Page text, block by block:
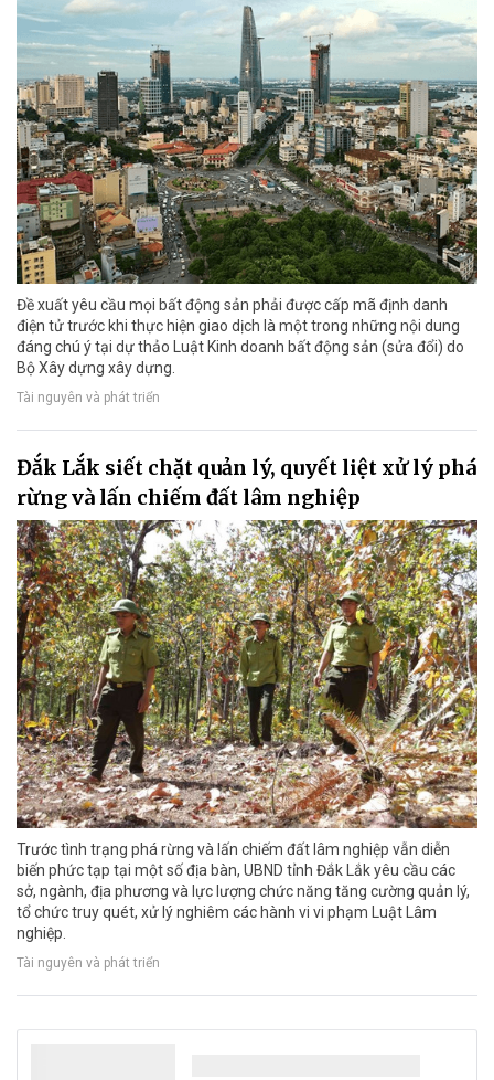
Đề xuất yêu cầu mọi bất động sản phải được cấp mã định danh
điện tử trước khi thực hiện giao dịch là một trong những nội dung
đáng chú ý tại dự thảo Luật Kinh doanh bất động sản (sửa đổi) do
Bộ Xây dựng xây dựng.
Tài nguyên và phát triển
Đắk Lắk siết chặt quản lý, quyết liệt xử lý phá
rừng và lấn chiếm đất lâm nghiệp
Trước tình trạng phá rừng và lấn chiếm đất lâm nghiệp vẫn diễn
biến phức tạp tại một số địa bàn, UBND tỉnh Đắk Lắk yêu cầu các
sở, ngành, địa phương và lực lượng chức năng tăng cường quản lý,
tổ chức truy quét, xử lý nghiêm các hành vi vi phạm Luật Lâm
nghiệp.
Tài nguyên và phát triển
Đà Nẵng hướng tới 100% xe buýt xanh vào